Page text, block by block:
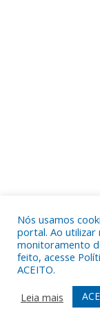
Nós usamos
portal. Ao utilizar
monitoramento
feito, acesse
ACEITO.
Leia mais